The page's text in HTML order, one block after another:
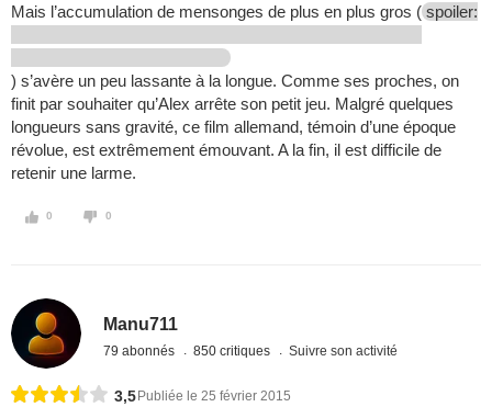
Mais l’accumulation de mensonges de plus en plus gros ( spoiler:
) s’avère un peu lassante à la longue. Comme ses proches, on
finit par souhaiter qu’Alex arrête son petit jeu. Malgré quelques
longueurs sans gravité, ce film allemand, témoin d’une époque
révolue, est extrêmement émouvant. A la fin, il est difficile de
retenir une larme.
0 0
Manu711
79 abonnés 850 critiques Suivre son activité
3,5 Publiée le 25 février 2015